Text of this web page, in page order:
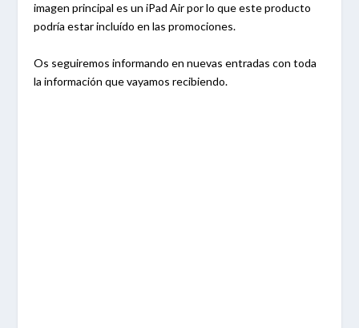
imagen principal es un iPad Air por lo que este producto
podría estar incluído en las promociones.
Os seguiremos informando en nuevas entradas con toda
la información que vayamos recibiendo.